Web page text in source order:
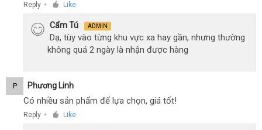
Reply ● Like
Cẩm Tú ADMIN
Dạ, tùy vào từng khu vực xa hay gần, nhưng thường
không quá 2 ngày là nhận được hàng
P Phương Linh
Có nhiều sản phẩm để lựa chọn, giá tốt!
Reply ● Like